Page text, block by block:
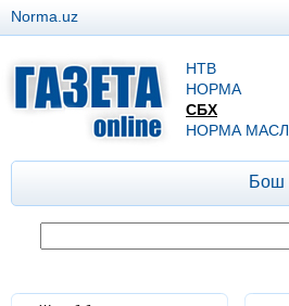
Norma.uz
НТВ
НОРМА
СБХ
НОРМА
Бош